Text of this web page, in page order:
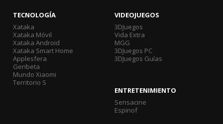
TECNOLOGÍA
Xataka
Xataka Móvil
Xataka Android
Xataka Smart Home
Applesfera
Genbeta
Mundo Xiaomi
Territorio S
VIDEOJUEGOS
3DJuegos
Vida Extra
MGG
3DJuegos PC
3DJuegos Guías
ENTRETENIMIENTO
Sensacine
Espinof